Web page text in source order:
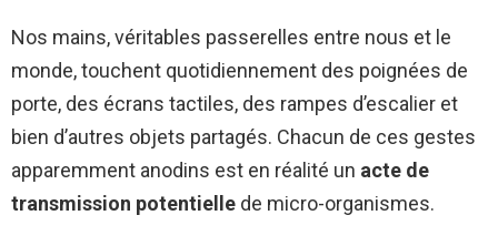
Nos mains, véritables passerelles entre nous et le
monde, touchent quotidiennement des poignées de
porte, des écrans tactiles, des rampes d’escalier et
bien d’autres objets partagés. Chacun de ces gestes
apparemment anodins est en réalité un acte de
transmission potentielle de micro-organismes.